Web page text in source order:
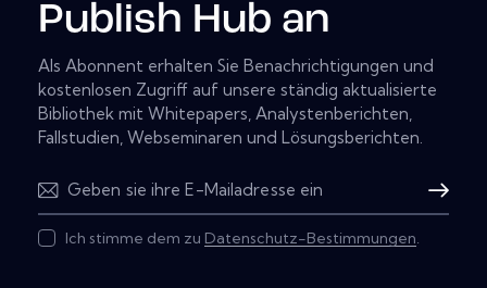
Publish Hub an
Als Abonnent erhalten Sie Benachrichtigungen und
kostenlosen Zugriff auf unsere ständig aktualisierte
Bibliothek mit Whitepapers, Analystenberichten,
Fallstudien, Webseminaren und Lösungsberichten.
Ich stimme dem zu Datenschutz-Bestimmungen.